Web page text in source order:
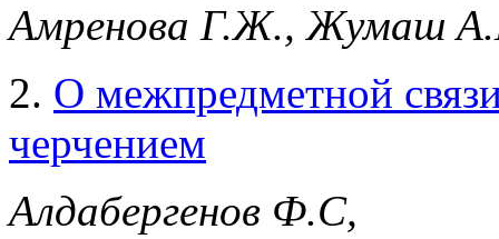
Амренова Г.Ж., Жумаш
2. О межпредметной
черчением
Алдабергенов Ф.С,